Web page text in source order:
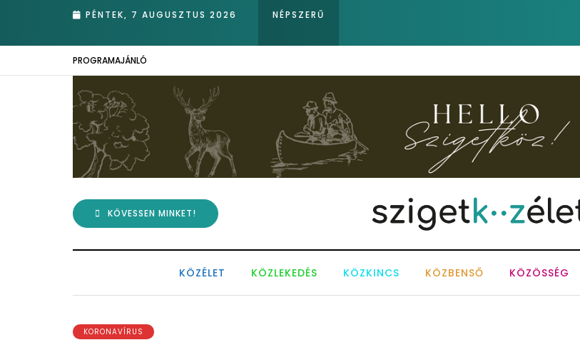
PÉNTEK, 7 AUGUSZTUS 2026 NÉPSZERŰ
PROGRAMAJÁNLÓ
KÖVESSEN MINKET!
KÖZÉLET KÖZLEKEDÉS KÖZKINCS KÖZBENSŐ KÖZÖSSÉG
KORONAVÍRUS